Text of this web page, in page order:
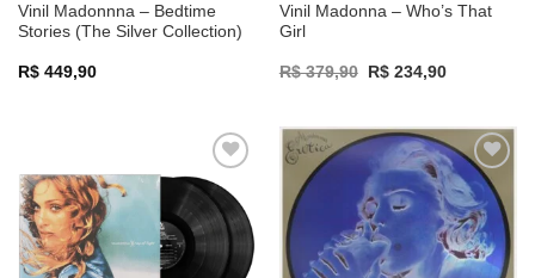
Vinil Madonnna – Bedtime
Stories (The Silver Collection)
R$449,90
Vinil Madonna – Who’s That
Girl
R$379,90
Original
R$234,90Current
Adicionar
a lista de
desejos
Adicionar
a lista de
desejos